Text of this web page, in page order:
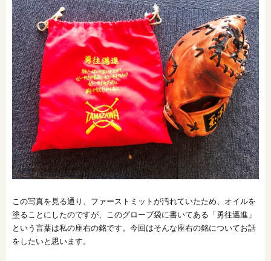
フォトギャラリー
販売中の物件
スマートセレクト
土地情報
オンライン相談会
この写真を見る通り、ファーストミットが汚れていたため、オイルを
塗ることにしたのですが、このグローブ袋に書いてある「勇往邁進」
という言葉は私の座右の銘です。今回はそんな座右の銘についてお話
をしたいと思います。